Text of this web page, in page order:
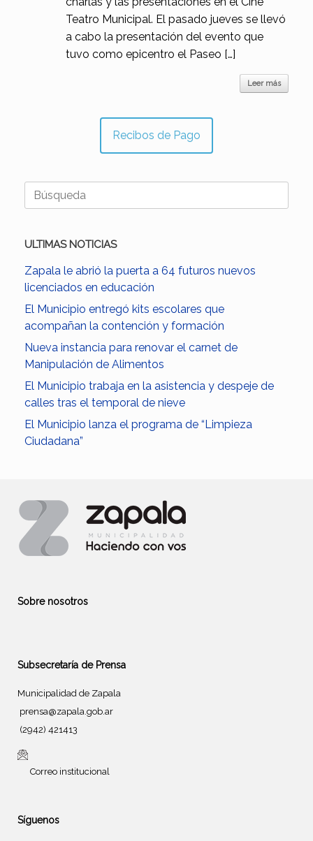
Teatro Municipal. El pasado jueves se llevó
a cabo la presentación del evento que
tuvo como epicentro el Paseo […]
Leer más
Recibos de Pago
Buscar:
ULTIMAS NOTICIAS
Zapala le abrió la puerta a 64 futuros nuevos
licenciados en educación
El Municipio entregó kits escolares que
acompañan la contención y formación
Nueva instancia para renovar el carnet de
Manipulación de Alimentos
El Municipio trabaja en la asistencia y despeje de
calles tras el temporal de nieve
El Municipio lanza el programa de “Limpieza
Ciudadana”
Sobre nosotros
Subsecretaría de Prensa
Municipalidad de Zapala
prensa@zapala.gob.ar
(2942) 421413
Correo institucional
Síguenos